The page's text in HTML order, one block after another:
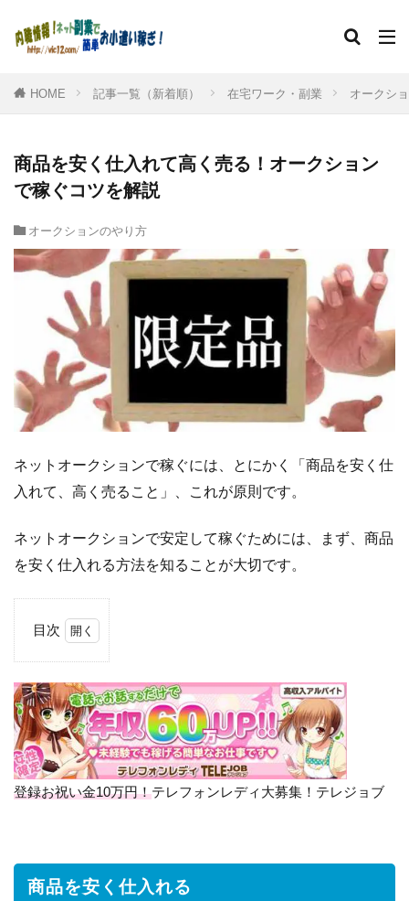
HOME 記事一覧（新着順） 在宅ワーク・副業 オークシ
商品を安く仕入れて高く売る！オークション
で稼ぐコツを解説
オークションのやり方
ネットオークションで稼ぐには、とにかく「商品を安く仕
入れて、高く売ること」、これが原則です。
ネットオークションで安定して稼ぐためには、まず、商品
を安く仕入れる方法を知ることが大切です。
目次
品
を
安
く
仕
入
1.1 地
元
登録お祝い金10万円！テレフォンレディ大募集！テレジョブ
商品を安く仕入れる